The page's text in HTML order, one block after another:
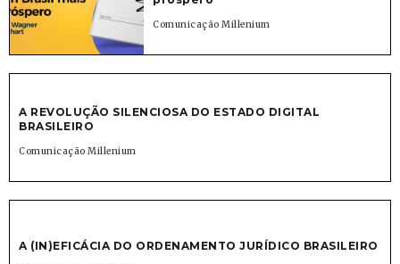
Comunicação Millenium
A REVOLUÇÃO SILENCIOSA DO ESTADO DIGITAL
BRASILEIRO
Comunicação Millenium
A (IN)EFICÁCIA DO ORDENAMENTO JURÍDICO BRASILEIRO